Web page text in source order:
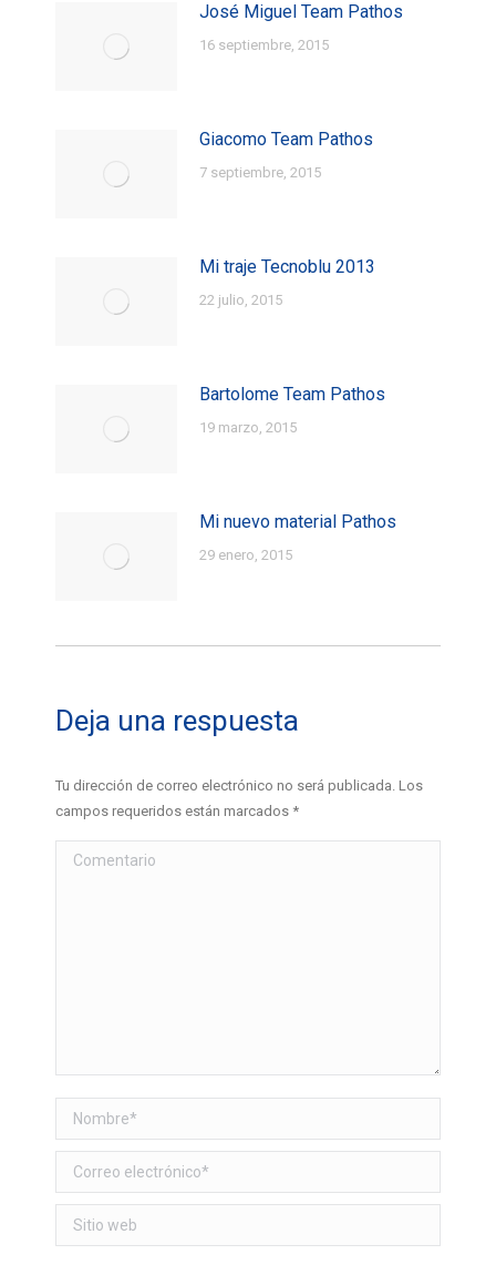
José Miguel Team Pathos
16 septiembre, 2015
Giacomo Team Pathos
7 septiembre, 2015
Mi traje Tecnoblu 2013
22 julio, 2015
Bartolome Team Pathos
19 marzo, 2015
Mi nuevo material Pathos
29 enero, 2015
Deja una respuesta
Tu dirección de correo electrónico no será publicada. Los
campos requeridos están marcados *
Comentario
Nombre *
Correo electrónico *
Sitio web